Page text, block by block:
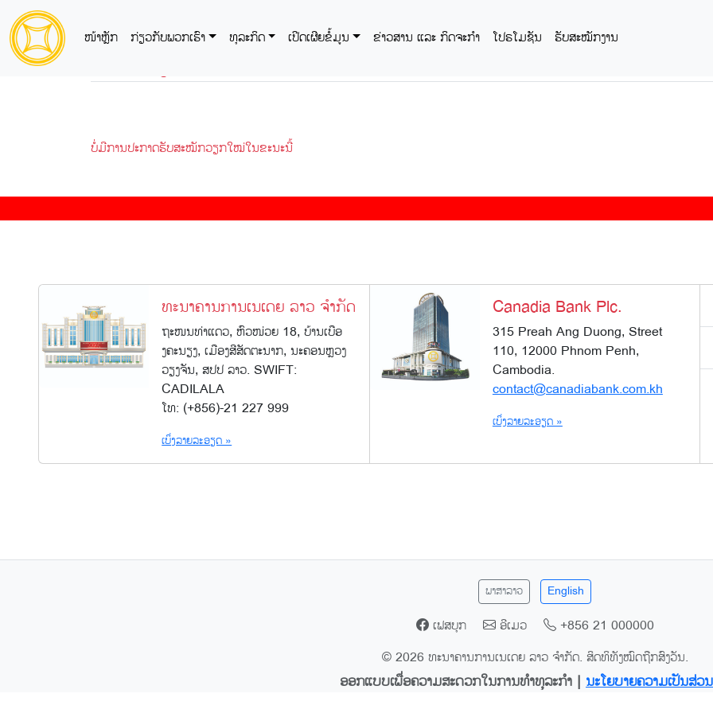
ໜ້າຫຼັກ ກ່ຽວກັບພວກເຮົາ ທຸລະກິດ ເປີດເຜີຍຂໍ້ມູນ ຂ່າວສານ ແລະ ກິດຈະກໍາ ໂປຣໂມຊັນ ຮັບສະໝັກງານ
ບໍ່ມີການປະກາດຮັບສະໝັກວຽກໃໝ່ໃນຂະນະນີ້
ທະນາຄານການເນເດຍ ລາວ ຈຳກັດ
ຖະໜນທ່າແດວ, ຫົວໜ່ວຍ 18, ບ້ານເບືອ
ງຄະນຽງ, ເມືອງສີສັດຕະນາກ, ນະຄອນຫຼວງ
ວຽງຈັນ, ສປປ ລາວ. SWIFT:
CADILALA
ໂທ: (+856)-21 227 999
ເບິ່ງລາຍລະອຽດ »
Canadia Bank Plc.
315 Preah Ang Duong, Street
110, 12000 Phnom Penh,
Cambodia.
contact@canadiabank.com.kh
ເບິ່ງລາຍລະອຽດ »
ພາສາລາວ English
ເຟສບຸກ ອີເມວ
+856 21 000000
© 2026 ທະນາຄານການເນເດຍ ລາວ ຈຳກັດ. ສິດທິທັງໝົດຖືກສົງວັນ.
ອອກແບບເພື່ອຄວາມສະດວກໃນການທຳທຸລະກຳ | ນະໂຍບາຍຄວາມເປັນສ່ວ